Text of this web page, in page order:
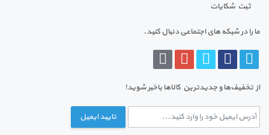
ثبت شکایات
ما را در شبکه های اجتماعی دنبال کنید.
از تخفیف‌ها و جدیدترین‌ کالاها باخبر شوید!
تایید ایمیل